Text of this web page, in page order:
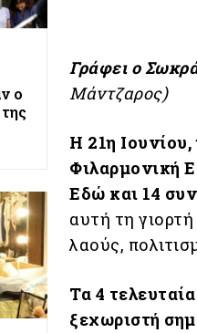
ο
Γράφει ο
Μάντζαρος)
Η 21η
Φιλαρμονική
Εδώ και 14
αυτή τη
λαούς,
Τα 4
ξεχωριστή